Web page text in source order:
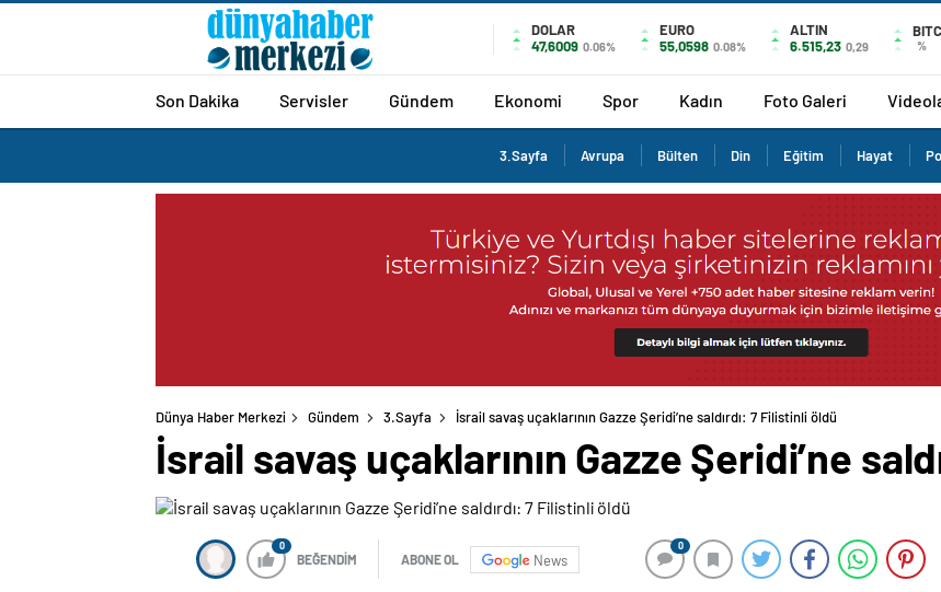
DOLAR
47,6009 0.06%
EURO
55,0598 0.08%
ALTIN
6.515,23 0,29 %
Son Dakika Servisler Gündem Ekonomi Spor Kadın Foto Galeri
3.Sayfa Avrupa Bülten Din Eğitim Hayat
Dünya Haber Merkezi Gündem 3.Sayfa İsrail savaş uçaklarının Gazze Şeridi’ne saldırdı: 7 Filistinli öldü
İsrail savaş uçaklarının Gazze Şeridi’ne
0
BEĞENDİM ABONE OL News
0